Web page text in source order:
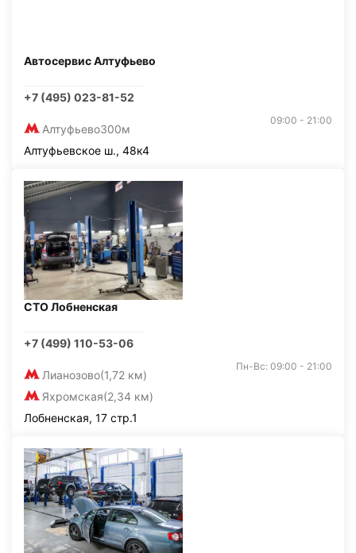
Автосервис Алтуфьево
+7 (495) 023-81-52
Алтуфьево300м
09:00 - 21:00
Алтуфьевское ш., 48к4
СТО Лобненская
+7 (499) 110-53-06
Лианозово(1,72 км)
Яхромская(2,34 км)
Пн-Вс: 09:00 - 21:00
Лобненская, 17 стр.1